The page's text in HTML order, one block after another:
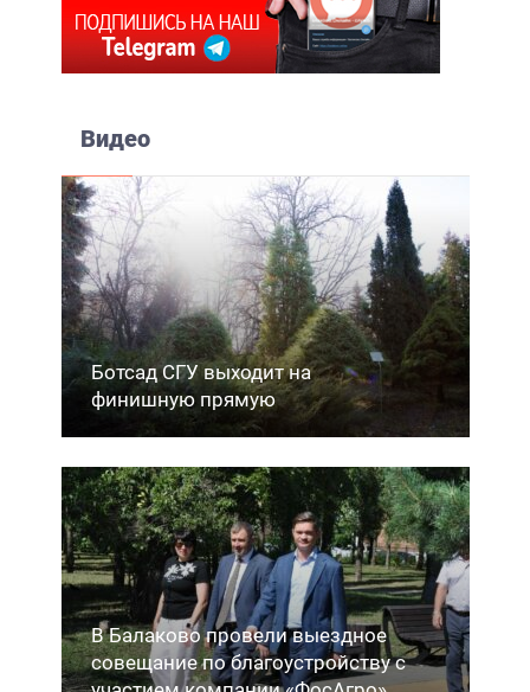
Видео
Ботсад СГУ выходит на
финишную прямую
В Балаково провели выездное
совещание по благоустройству с